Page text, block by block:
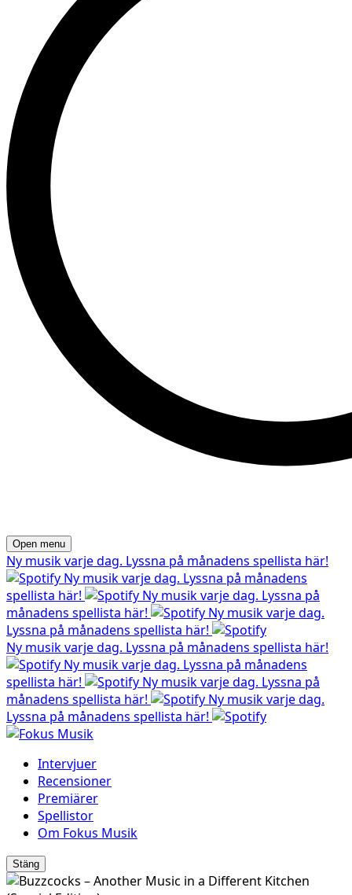
Open menu
Ny musik varje dag. Lyssna på månadens spellista här!
Ny musik varje dag. Lyssna på månadens
spellista här!
Ny musik varje dag. Lyssna på
månadens spellista här!
Ny musik varje dag.
Lyssna på månadens spellista här!
Ny musik varje dag. Lyssna på månadens spellista här!
Ny musik varje dag. Lyssna på månadens
spellista här!
Ny musik varje dag. Lyssna på
månadens spellista här!
Ny musik varje dag.
Lyssna på månadens spellista här!
Intervjuer
Recensioner
Premiärer
Spellistor
Om Fokus Musik
Stäng